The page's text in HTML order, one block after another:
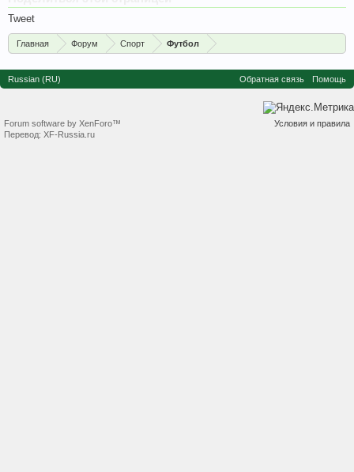
Tweet
Главная Форум Спорт Футбол
Russian (RU) Обратная связь Помощь
Условия и правила
Forum software by XenForo™
Перевод: XF-Russia.ru